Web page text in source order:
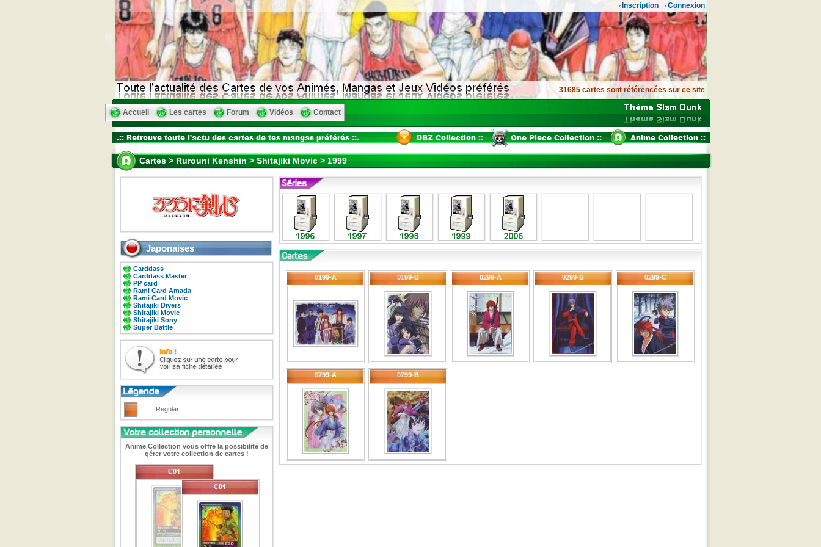
Connexion
Inscription
31685 cartes sont référencées sur ce site
Accueil Les cartes Forum Vidéos Contact
Cartes > Rurouni Kenshin > Shitajiki Movic > 1999
Japonaises
Carddass
Carddass Master
PP card
Rami Card Amada
Rami Card Movic
Shitajiki Divers
Shitajiki Movic
Shitajiki Sony
Super Battle
Regular
Anime Collection vous offre la possibilité de
gérer votre collection de cartes !
0199-A 0199-B 0299-A 0299-B 0299-C
0799-A 0799-B